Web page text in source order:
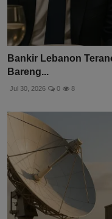
Bankir Lebanon
Bareng...
Jul 30, 2026 0 8